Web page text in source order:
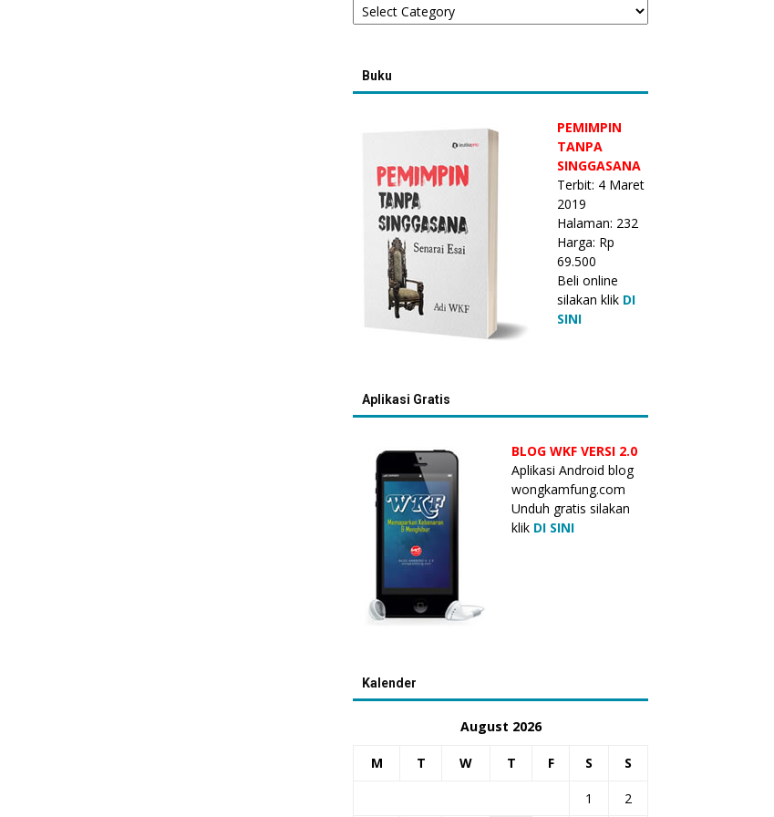
Buku
PEMIMPIN
TANPA
SINGGASANA
Terbit: 4 Maret
2019
Halaman: 232
Harga: Rp
69.500
Beli online
silakan klik DI
SINI
Aplikasi Gratis
BLOG WKF VERSI 2.0
Aplikasi Android blog
wongkamfung.com
Unduh gratis silakan
klik DI SINI
Kalender
August 2026
M T W T F S S
1 2